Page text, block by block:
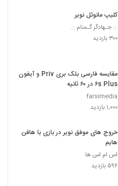
کلیپ مانوئل نویر
.:: جـهادگر گـمنام ::.
۳۰۰ بازدید
مقایسه فارسی بلک بری Priv و آیفون
۶s Plus در ۶۰ ثانیه
farsimedia
۱,۰۰۰ بازدید
خروج های موفق نویر در بازی با هافن
هایم
اس ام اس ها
۵۹۶ بازدید